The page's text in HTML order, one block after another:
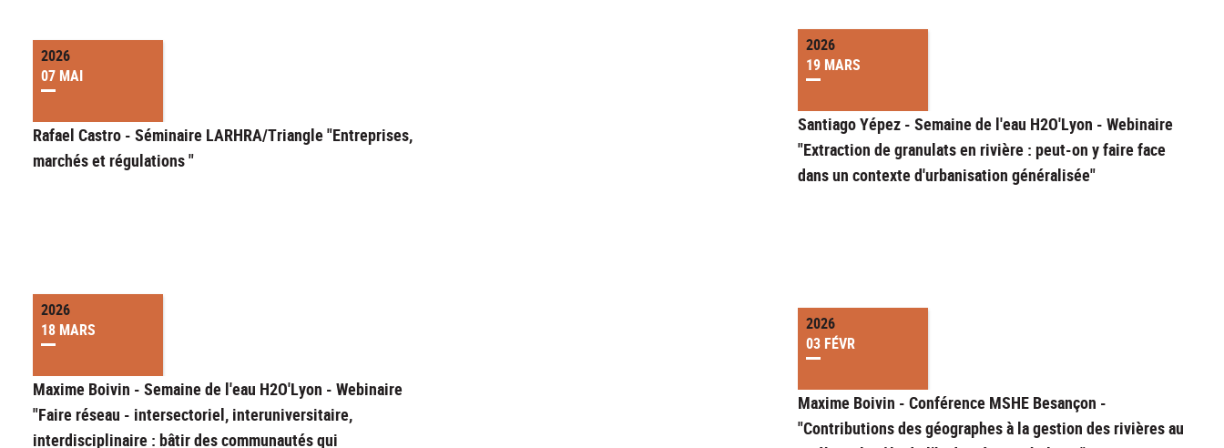
2026
07 MAI
Rafael Castro - Séminaire LARHRA/Triangle "Entreprises,
marchés et régulations "
2026
19 MARS
Santiago Yépez - Semaine de l'eau H2O'Lyon - Webinaire
"Extraction de granulats en rivière : peut-on y faire face
dans un contexte d'urbanisation généralisée"
2026
18 MARS
Maxime Boivin - Semaine de l'eau H2O'Lyon - Webinaire
"Faire réseau - intersectoriel, interuniversitaire,
interdisciplinaire : bâtir des communautés qui
2026
03 FÉVR
Maxime Boivin - Conférence MSHE Besançon -
"Contributions des géographes à la gestion des rivières au